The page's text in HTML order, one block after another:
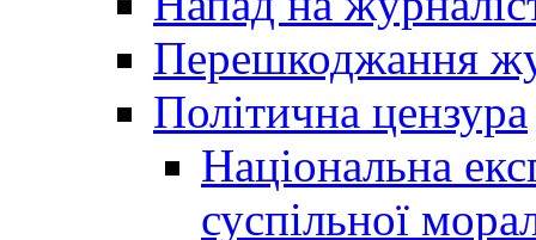
Перешкоджання
Політична цензура
Національна
суспільної